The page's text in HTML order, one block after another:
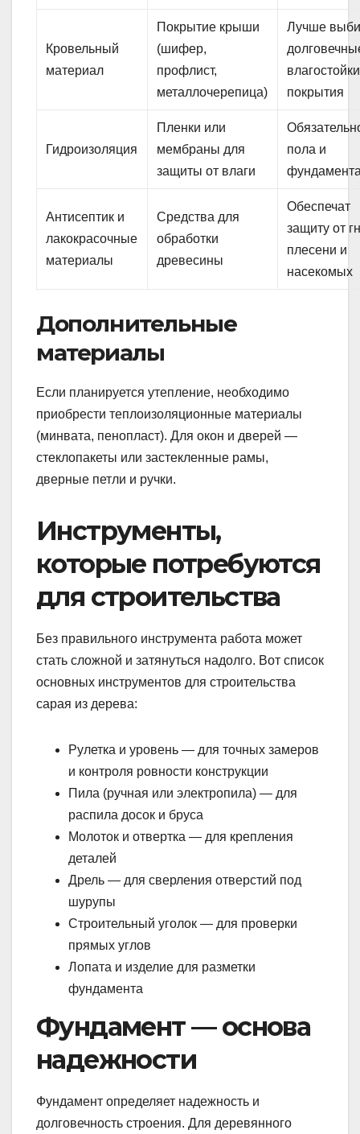
Кровельный
материал
Покрытие крыши
(шифер,
профлист,
металлочерепица)
Лучше
покрытия
Гидроизоляция
Пленки или
мембраны для
защиты от влаги
пола и
Антисептик и
лакокрасочные
материалы
Средства для
обработки
древесины
Обеспечат
защиту от
плесени и
насекомых
Дополнительные
материалы
Если планируется утепление, необходимо
приобрести теплоизоляционные материалы
(минвата, пенопласт). Для окон и дверей —
стеклопакеты или застекленные рамы,
дверные петли и ручки.
Инструменты,
которые потребуются
для строительства
Без правильного инструмента работа может
стать сложной и затянуться надолго. Вот список
основных инструментов для строительства
сарая из дерева:
Рулетка и уровень — для точных замеров
и контроля ровности конструкции
Пила (ручная или электропила) — для
распила досок и бруса
Молоток и отвертка — для крепления
деталей
Дрель — для сверления отверстий под
шурупы
Строительный уголок — для проверки
прямых углов
Лопата и изделие для разметки
фундамента
Фундамент — основа
надежности
Фундамент определяет надежность и
долговечность строения. Для деревянного